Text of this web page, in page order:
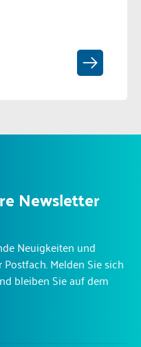
Newsletter
Neuigkeiten und
Melden Sie sich
bleiben Sie auf dem